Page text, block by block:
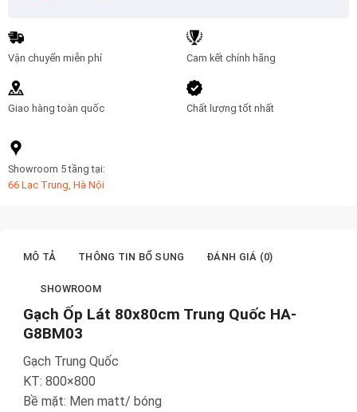
Vận chuyển miễn phí
Giao hàng toàn quốc
Cam kết chính hãng
Chất lượng tốt nhất
Showroom 5 tầng tại:
66 Lạc Trung, Hà Nội
MÔ TẢ THÔNG TIN BỔ SUNG ĐÁNH GIÁ (0)
SHOWROOM
Gạch Ốp Lát 80x80cm Trung Quốc HA-
G8BM03
Gạch Trung Quốc
KT: 800×800
Bề mặt: Men matt/ bóng